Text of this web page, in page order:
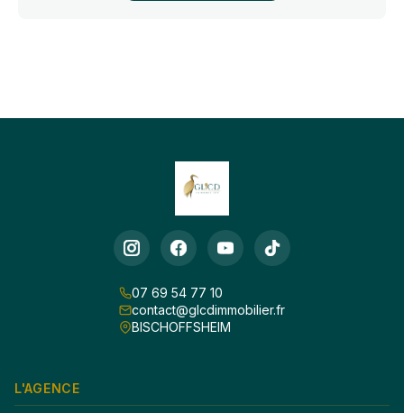
07 69 54 77 10
contact@glcdimmobilier.fr
BISCHOFFSHEIM
L'AGENCE